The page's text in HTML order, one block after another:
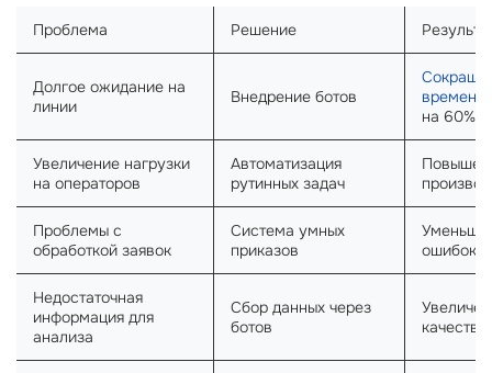
Проблема Решение
Долгое ожидание на
линии
Внедрение ботов
времени
на 60%
Увеличение нагрузки
на операторов
Автоматизация
рутинных задач
Проблемы с
обработкой заявок
Система умных
приказов
ошибок
Недостаточная
информация для
анализа
Сбор данных через
ботов